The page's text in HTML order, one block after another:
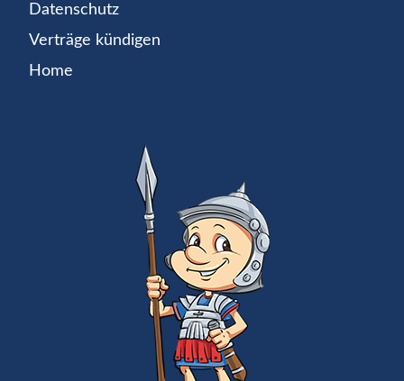
Datenschutz
Verträge kündigen
Home